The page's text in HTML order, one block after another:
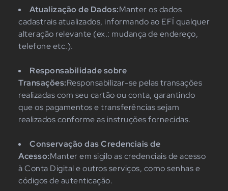
Atualização de Dados:Manter os dados
cadastrais atualizados, informando ao EFÍ qualquer
alteração relevante (ex.: mudança de endereço,
telefone etc.).
Responsabilidade sobre
Transações:Responsabilizar-se pelas transações
realizadas com seu cartão ou conta, garantindo
que os pagamentos e transferências sejam
realizados conforme as instruções fornecidas.
Conservação das Credenciais de
Acesso:Manter em sigilo as credenciais de acesso
à Conta Digital e outros serviços, como senhas e
códigos de autenticação.